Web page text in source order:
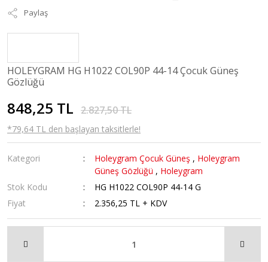
Paylaş
HOLEYGRAM HG H1022 COL90P 44-14 Çocuk Güneş
Gözlüğü
848,25 TL 2.827,50 TL
*79,64 TL den başlayan taksitlerle!
Kategori Holeygram Çocuk Güneş , Holeygram
Güneş Gözlüğü , Holeygram
Stok Kodu
HG H1022 COL90P 44-14 G
Fiyat
2.356,25 TL + KDV